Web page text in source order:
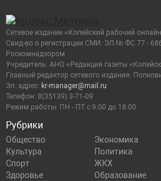
Рубрики
Общество
Экономика
Культура
Политика
Спорт
ЖКХ
Здоровье
Образование
Сетевое издание «Копейский рабочий
Cвид-во о регистрации СМИ: ЭЛ № ФС 77 -
Роскомнадзором
Учредитель: АНО «Редакция газеты
Главный редактор сетевого издания:
Эл. адрес: kr-manager@mail.ru
Телефон: 8(35139) 3-71-09
Режим работы: ПН - ПТ с 9:00 до 18:00